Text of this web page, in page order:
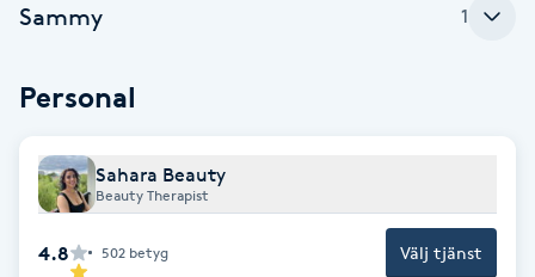
Fransförlängning Volym
Fransk manikyr
Sammy 1
Personal
Sahara Beauty
Beauty Therapist
4.8 502 betyg Välj tjänst